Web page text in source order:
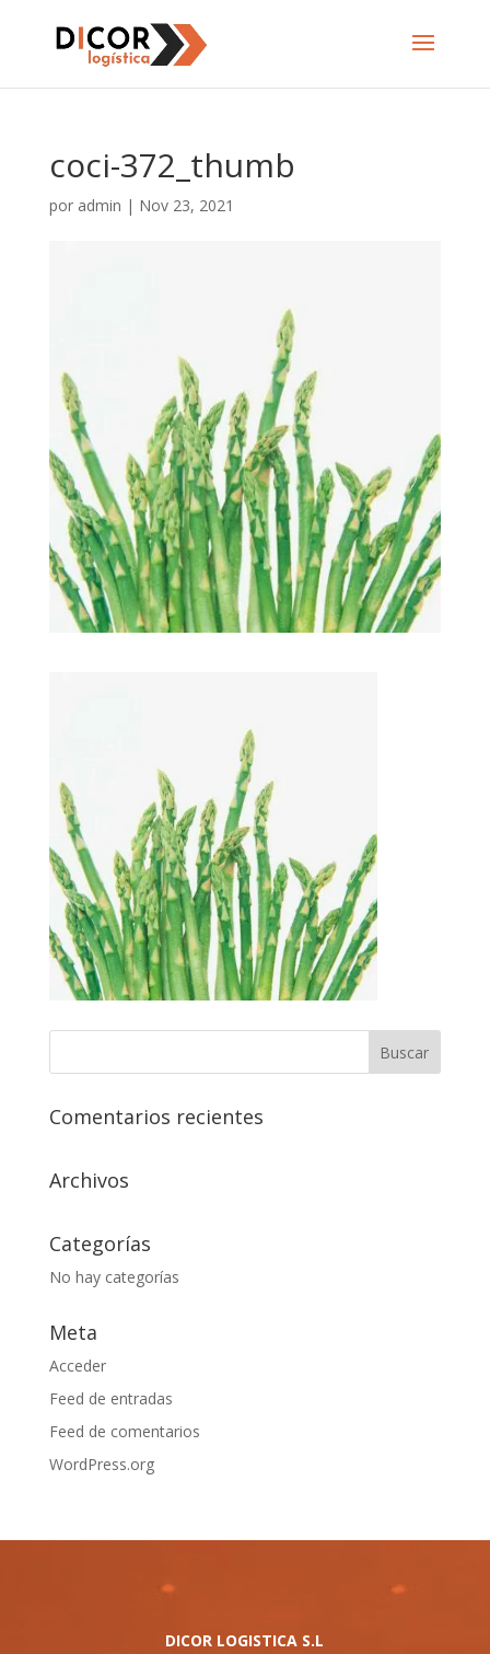
coci-372_thumb
por admin | Nov 23, 2021
Comentarios recientes
Archivos
Categorías
No hay categorías
Meta
Acceder
Feed de entradas
Feed de comentarios
WordPress.org
DICOR LOGISTICA S.L